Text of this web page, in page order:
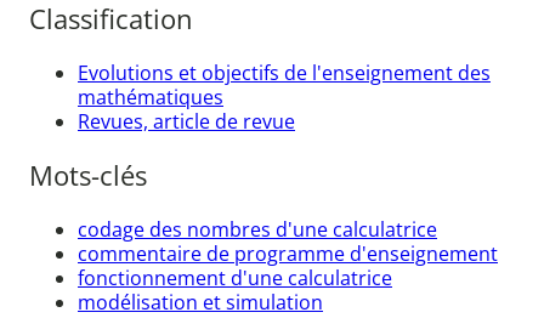
Classification
Evolutions et objectifs de l'enseignement des
mathématiques
Revues, article de revue
Mots-clés
codage des nombres d'une calculatrice
commentaire de programme d'enseignement
fonctionnement d'une calculatrice
modélisation et simulation